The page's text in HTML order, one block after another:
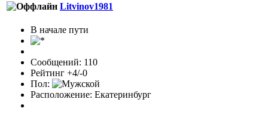
Litvinov1981
В начале пути
Сообщений: 110
Рейтинг +4/-0
Пол:
Расположение: Екатеринбург